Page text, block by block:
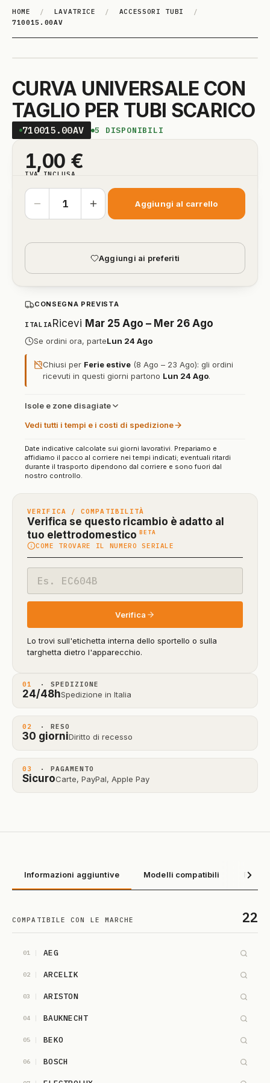
HOME / LAVATRICE / ACCESSORI TUBI
/
710015.00AV
CURVA UNIVERSALE CON
TAGLIO PER TUBI SCARICO
710015.00AV 5 DISPONIBILI
1,00 €
IVA INCLUSA
VERIFICA / COMPATIBILITÀ
Verifica se questo ricambio è adatto al
tuo elettrodomestico BETA
in
beta)
COME TROVARE IL NUMERO SERIALE
modello
Verifica
Lo trovi sull'etichetta interna dello sportello o sulla
targhetta dietro l'apparecchio.
Aggiungi al carrello
Aggiungi ai preferiti
CONSEGNA PREVISTA
ITALIA Ricevi Mar 25 Ago – Mer 26 Ago
Se ordini ora, parteLun 24 Ago
Chiusi per Ferie estive (8 Ago – 23 Ago): gli ordini
ricevuti in questi giorni partono Lun 24 Ago.
Isole e zone disagiate
Vedi tutti i tempi e i costi di spedizione
Date indicative calcolate sui giorni lavorativi. Prepariamo e
affidiamo il pacco al corriere nei tempi indicati; eventuali ritardi
durante il trasporto dipendono dal corriere e sono fuori dal
nostro controllo.
01 · SPEDIZIONE
24/48hSpedizione in Italia
02 · RESO
30 giorniDiritto di recesso
03 · PAGAMENTO
SicuroCarte, PayPal, Apple Pay
Informazioni aggiuntive Modelli compatibili
COMPATIBILE CON LE MARCHE 22
01 AEG
02 ARCELIK
03 ARISTON
04 BAUKNECHT
05 BEKO
06 BOSCH